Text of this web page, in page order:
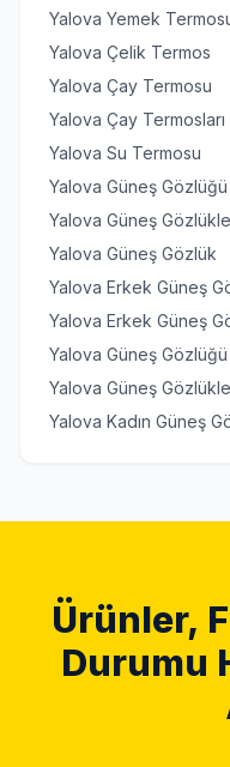
Yalova Yemek
Yalova Çelik Termos
Yalova Çay Termosu
Yalova Çay Termosları
Yalova Su Termosu
Yalova Güneş Gözlüğü
Yalova Güneş
Yalova Güneş Gözlük
Yalova Erkek Güneş
Yalova Erkek Güneş
Yalova Güneş
Yalova Güneş
Yalova Kadın Güneş
Ürünler,
Durumu